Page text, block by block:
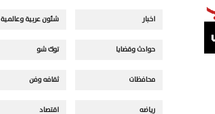
اخبار شئون عربية وعالمية
حوادث وقضايا توك شو
محافظات ثقافه وفن
رياضه اقتصاد